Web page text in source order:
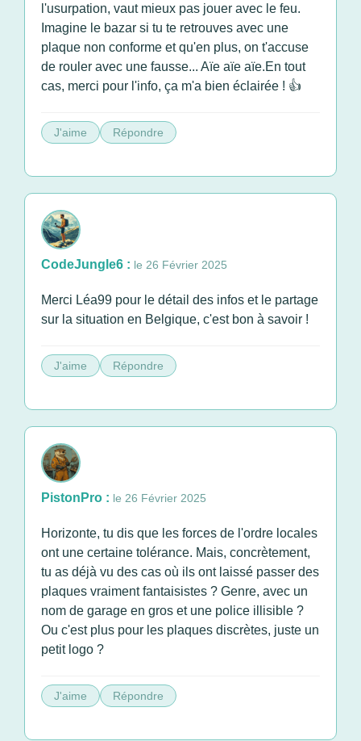
l'usurpation, vaut mieux pas jouer avec le feu.
Imagine le bazar si tu te retrouves avec une
plaque non conforme et qu'en plus, on t'accuse
de rouler avec une fausse... Aïe aïe aïe.En tout
cas, merci pour l'info, ça m'a bien éclairée ! 👍
J'aime Répondre
CodeJungle6 : le 26 Février 2025
Merci Léa99 pour le détail des infos et le partage
sur la situation en Belgique, c'est bon à savoir !
J'aime Répondre
PistonPro : le 26 Février 2025
Horizonte, tu dis que les forces de l'ordre locales
ont une certaine tolérance. Mais, concrètement,
tu as déjà vu des cas où ils ont laissé passer des
plaques vraiment fantaisistes ? Genre, avec un
nom de garage en gros et une police illisible ?
Ou c'est plus pour les plaques discrètes, juste un
petit logo ?
J'aime Répondre